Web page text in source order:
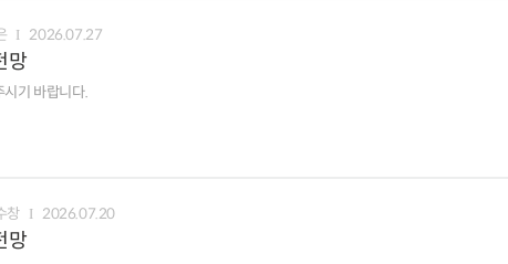
업 경기가 개선(6월 제조업 생산 2.3%, 이전 0.7%,yoy)되었으나 원유 가격 상승, 지진에
행이 가속화될 가능성 잠재(JP Morgan)
2026.07.27
망
시기 바랍니다.
창 2026.07.20
망